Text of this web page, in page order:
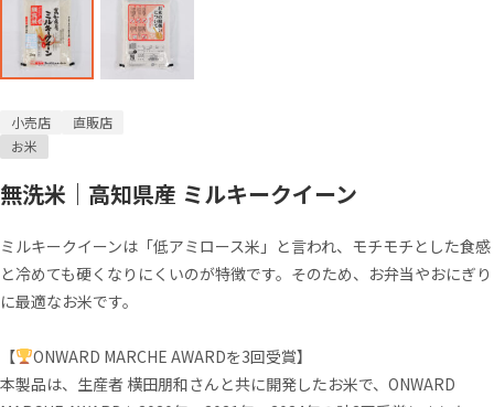
小売店
直販店
お米
無洗米｜高知県産 ミルキークイーン
ミルキークイーンは「低アミロース米」と言われ、モチモチとした食感
と冷めても硬くなりにくいのが特徴です。そのため、お弁当やおにぎり
に最適なお米です。
【
ONWARD MARCHE AWARDを3回受賞】
本製品は、生産者 横田朋和さんと共に開発したお米で、ONWARD